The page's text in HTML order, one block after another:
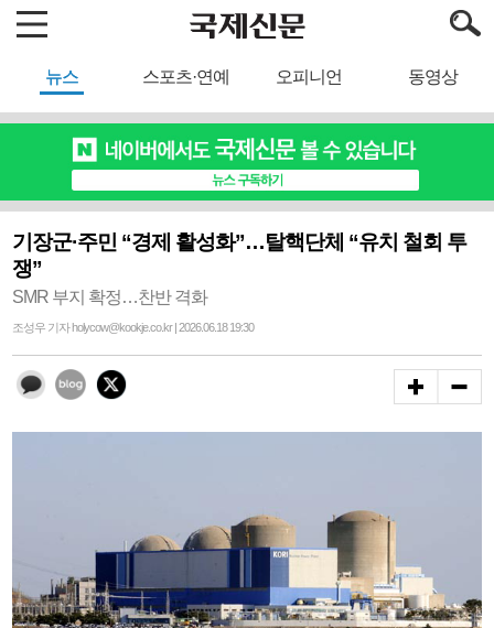
뉴스 스포츠·연예 오피니언 동영상
기장군·주민 “경제 활성화”…탈핵단체 “유치 철회 투
쟁”
SMR 부지 확정…찬반 격화
조성우 기자 holycow@kookje.co.kr | 2026.06.18 19:30